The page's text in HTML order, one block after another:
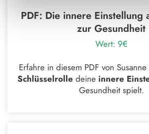
PDF: Die innere Einstellung
zur Gesundheit
Wert: 9€
Erfahre in diesem PDF von
Schlüsselrolle deine innere
Gesundheit spielt.